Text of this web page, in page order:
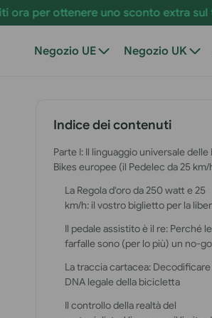
Vai al
contenuto
sconto extra sul tuo ordine! Sono
Negozio UE Negozio UK
Indice dei contenuti
Parte I: Il linguaggio universale delle
Bikes europee (il Pedelec da 25 km/
La Regola d'oro da 250 watt e 25
km/h: il vostro biglietto per la
Il pedale assistito è il re: Perché le
farfalle sono (per lo più) un no-go
La traccia cartacea: Decodificare
DNA legale della bicicletta
Il controllo della realtà del